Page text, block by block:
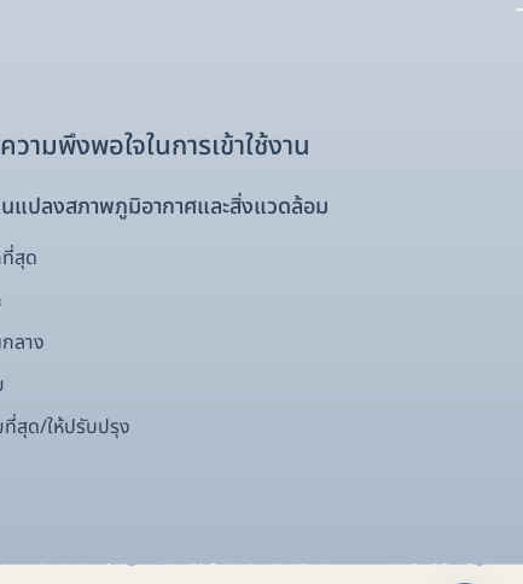
ามพึงพอใจในการเข้าใช้งาน
แปลงสภาพภูมิอากาศและสิ่งแวดล้อม
สุด
ลาง
สุด/ให้ปรับปรุง